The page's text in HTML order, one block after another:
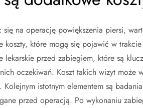
się na operację powiększenia piersi,
koszty, które mogą się pojawić w
lekarskie przed zabiegiem, które są
oczekiwań. Koszt takich wizyt może
Kolejnym istotnym elementem są
przed operacją. Po wykonaniu